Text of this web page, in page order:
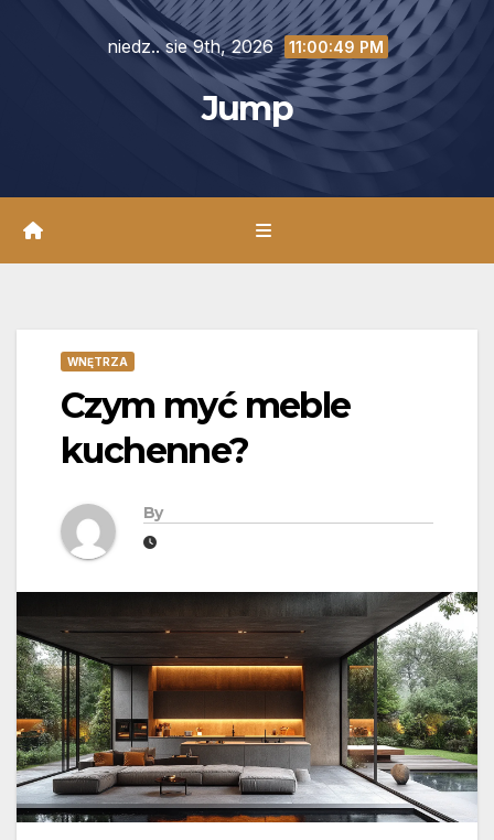
niedz.. sie 9th, 2026 11:00:50 PM
Jump
WNĘTRZA
Czym myć meble
kuchenne?
By